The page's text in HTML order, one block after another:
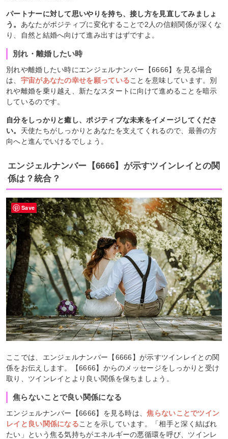
パートナーに対して思いやりを持ち、接し方を見直してみましょ
う。 あなたがポジティブに変化することで2人の信頼関係が深くな
り、自然と結婚へ向けて進み出すはずですよ。
別れ・離婚したい時
別れや離婚したい時にエンジェルナンバー【6666】を見る場合
は、 宇宙があなたの幸せを願っていることを意味しています。別
れや離婚を乗り越え、新たなスタートに向けて進めることを暗示
しているのです。
自分をしっかりと癒し、ポジティブな未来をイメージしてくださ
い。 天使たちがしっかりとあなたを支えてくれるので、最善の方
向へと進んでいけるでしょう。
エンジェルナンバー【6666】が示すツインレイとの関
係は？統合？
ここでは、エンジェルナンバー【6666】が示すツインレイとの関
係をお伝えします。【6666】からのメッセージをしっかりと受け
取り、ツインレイとより良い関係を保ちましょう。
焦らないことで良い関係になる
エンジェルナンバー【6666】を見る時は、焦らないことでツイン
レイと良い関係になることを示しています。「相手と深く結ばれ
たい」という焦る気持ちがエネルギーの悪循環を呼び、ツインレ
Save